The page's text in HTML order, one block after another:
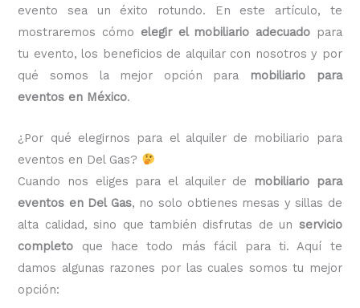
evento sea un éxito rotundo. En este artículo, te
mostraremos cómo elegir el mobiliario adecuadopara
tu evento, los beneficios de alquilar con nosotros y por
qué somos la mejor opción para
mobiliario para
eventos en México.
¿Por qué elegirnos para el alquiler de mobiliario para
eventos en Del Gas?
Cuando nos eliges para el alquiler de
mobiliario para
eventos en Del Gas, no solo obtienes mesas y sillas de
alta calidad, sino que también disfrutas de un servicio
completo que hace todo más fácil para ti. Aquí te
damos algunas razones por las cuales somos tu mejor
opción: